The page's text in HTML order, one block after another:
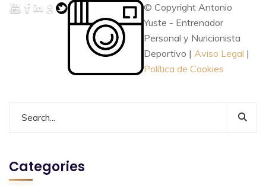
© Copyright Antonio
Yuste - Entrenador
Personal y Nuricionista
Deportivo | Aviso Legal |
Política de Cookies
Categories